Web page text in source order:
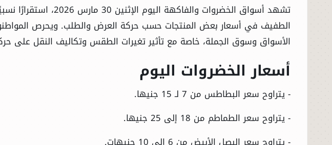
تشهد أسواق الخضروات
الطفيف في أسعار بعض المنتجات حسب حركة العرض والطلب. ويحرص
الأسواق وسوق الجملة، خاصة مع تأثير تغيرات الطقس وتكاليف النقل على
أسعار الخضروات اليوم
- يتراوح سعر البطاطس من 7 لـ 15 جنيها.
- يتراوح سعر الطماطم من 18 إلى 25 جنيها.